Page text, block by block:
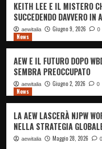
KEITH LEE E IL MISTERO
SUCCEDENDO DAVVERO IN
aewitalia Giugno 9, 2026 0
News
AEW E IL FUTURO DOPO
SEMBRA PREOCCUPATO
aewitalia Giugno 2, 2026 0
News
LA AEW LASCERÀ NJPW
NELLA STRATEGIA
aewitalia Maggio 28, 2026 0